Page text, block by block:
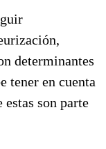
determinantes
tener en cuenta
estas son parte